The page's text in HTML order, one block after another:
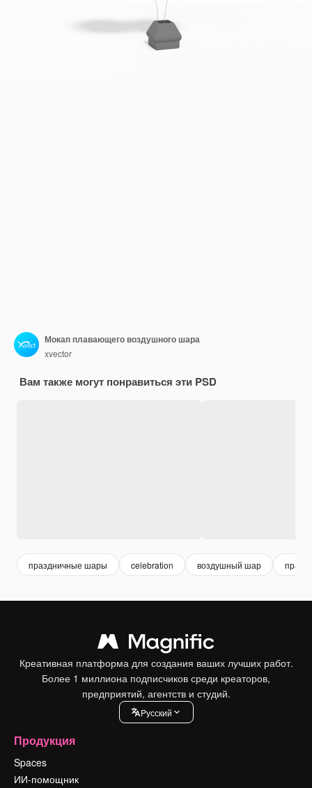
Мокап плавающего воздушного шара
xvector
Вам также могут понравиться эти PSD
праздничные шары celebration воздушный шар
Креативная платформа для создания ваших лучших работ.
Более 1 миллиона подписчиков среди креаторов,
предприятий, агентств и студий.
Pусский
Продукция
Spaces
ИИ-помощник